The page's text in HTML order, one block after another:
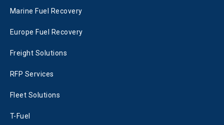
Marine Fuel Recovery
Europe Fuel Recovery
Freight Solutions
RFP Services
Fleet Solutions
T-Fuel